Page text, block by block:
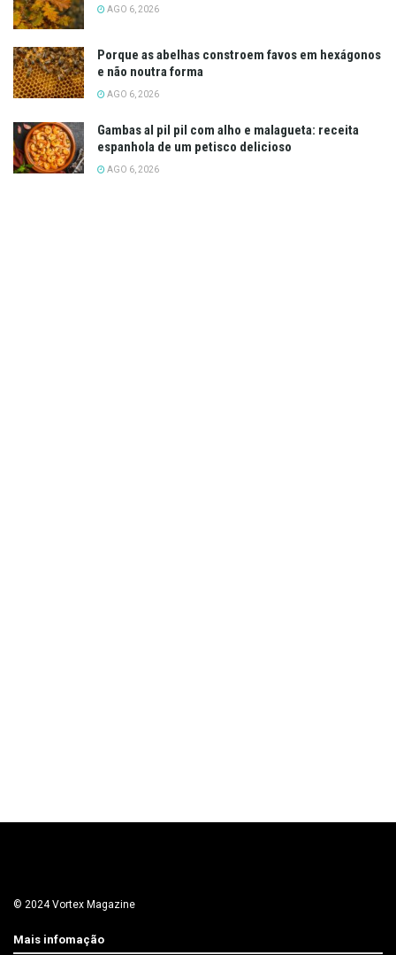
AGO 6, 2026
Porque as abelhas constroem favos em hexágonos
e não noutra forma
AGO 6, 2026
Gambas al pil pil com alho e malagueta: receita
espanhola de um petisco delicioso
AGO 6, 2026
© 2024 Vortex Magazine
Mais infomação